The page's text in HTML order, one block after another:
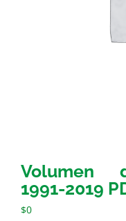
Volumen
1991-2019
$0